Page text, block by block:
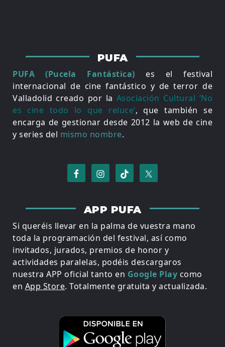
PUFA
PUFA (Pucela Fantástica) es el festival
internacional de cine fantástico y de terror de
Valladolid creado por la Asociación Cultural ‘No
es cine todo lo que reluce’, que también se
encarga de gestionar desde 2012 la web de cine
y series del mismo nombre.
APP PUFA
Si queréis llevar en la palma de vuestra mano
toda la programación del festival, así como
invitados, jurados, premios de honor y
actividades paralelas, podéis descargaros
nuestra APP oficial tanto en Google Play como
en App Store. Totalmente gratuita y actualizada.